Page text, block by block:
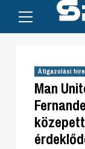
content
Menu
Átigazolási
Man